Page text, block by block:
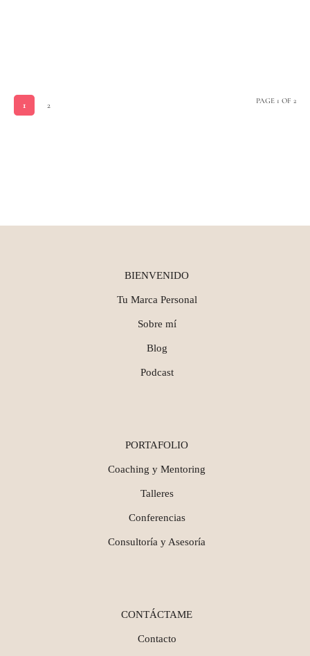
1 2 PAGE 1 OF 2
BIENVENIDO
Tu Marca Personal
Sobre mí
Blog
Podcast
PORTAFOLIO
Coaching y Mentoring
Talleres
Conferencias
Consultoría y Asesoría
CONTÁCTAME
Contacto